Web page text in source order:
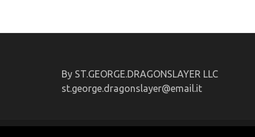
By ST.GEORGE.DRAGONSLAYER LLC
st.george.dragonslayer@email.it